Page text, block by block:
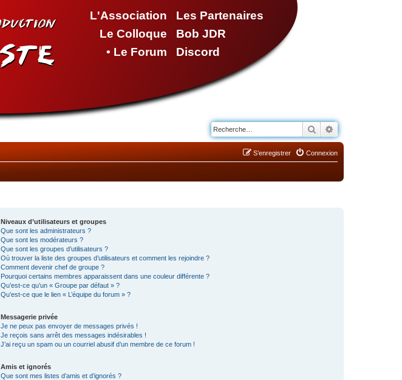
L'Association
Le Colloque
• Le Forum
Les Partenaires
Bob JDR
Discord
Rechercher
Connexion
S’enregistrer
Niveaux d’utilisateurs et groupes
Que sont les administrateurs ?
Que sont les modérateurs ?
Que sont les groupes d’utilisateurs ?
Où trouver la liste des groupes d’utilisateurs et comment les rejoindre ?
Comment devenir chef de groupe ?
Pourquoi certains membres apparaissent dans une couleur différente ?
Qu’est-ce qu’un « Groupe par défaut » ?
Qu’est-ce que le lien « L’équipe du forum » ?
Messagerie privée
Je ne peux pas envoyer de messages privés !
Je reçois sans arrêt des messages indésirables !
J’ai reçu un spam ou un courriel abusif d’un membre de ce forum !
Amis et ignorés
Que sont mes listes d’amis et d’ignorés ?